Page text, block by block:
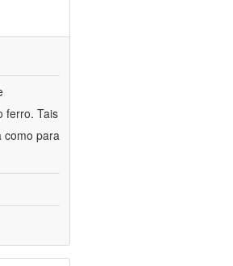
ferro. Tais
como para